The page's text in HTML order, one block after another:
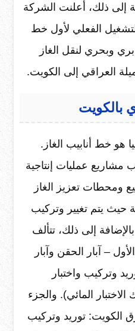
إلى ذلك، أعلنت الشركة
الفعلي لأول خط
كيلومتر بري وبحري لنقل الغاز
العراقي إلى الكويت.
بالكويت
هو خط أنابيب الغاز.
عمليات إنتاجية
ومحطات تعزيز الغاز
حيث يتم تغيير وتركيب
إلى ذلك، تتألف
– آبار الحقن وآبار
وتركيب واختبار
المائي). والجزء
الكويت: توريد وتركيب